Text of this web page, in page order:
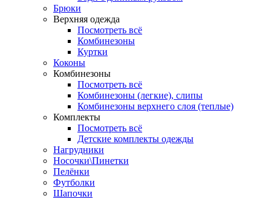
Брюки
Верхняя одежда
Посмотреть всё
Комбинезоны
Куртки
Коконы
Комбинезоны
Посмотреть всё
Комбинезоны (легкие), слипы
Комбинезоны верхнего слоя (теплые)
Комплекты
Посмотреть всё
Детские комплекты одежды
Нагрудники
Носочки\Пинетки
Пелёнки
Футболки
Шапочки